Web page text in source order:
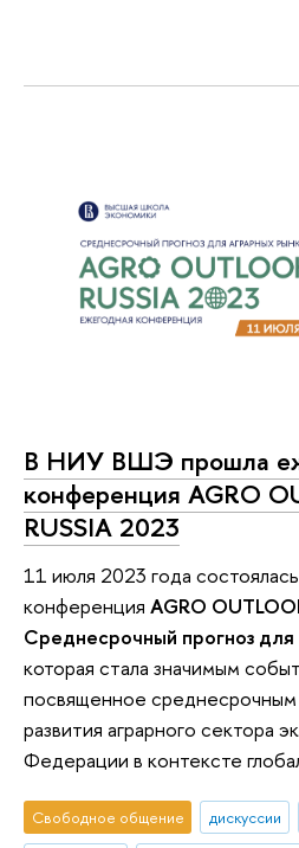
В НИУ ВШЭ прошла
конференция AGRО
RUSSIA 2023
11 июля 2023 года
конференция AGRО
Cреднесрочный прогноз
которая стала значимым
посвященное
развития аграрного сектора
Федерации в контексте
Свободное общение дискуссии